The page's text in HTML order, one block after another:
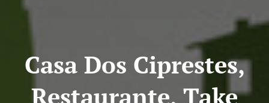
Casa Dos Ciprestes,
Restaurante, Take